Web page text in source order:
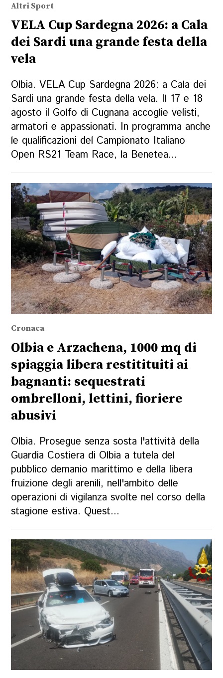
Altri Sport
VELA Cup Sardegna 2026: a Cala
dei Sardi una grande festa della
vela
Olbia. VELA Cup Sardegna 2026: a Cala dei
Sardi una grande festa della vela. Il 17 e 18
agosto il Golfo di Cugnana accoglie velisti,
armatori e appassionati. In programma anche
le qualificazioni del Campionato Italiano
Open RS21 Team Race, la Benetea...
Cronaca
Olbia e Arzachena, 1000 mq di
spiaggia libera restitituiti ai
bagnanti: sequestrati
ombrelloni, lettini, fioriere
abusivi
Olbia. Prosegue senza sosta l'attività della
Guardia Costiera di Olbia a tutela del
pubblico demanio marittimo e della libera
fruizione degli arenili, nell'ambito delle
operazioni di vigilanza svolte nel corso della
stagione estiva. Quest...